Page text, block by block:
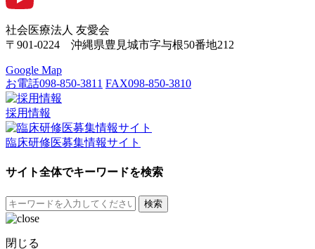
社会医療法人 友愛会
〒901-0224 沖縄県豊見城市字与根50番地212
Google Map
お電話098-850-3811 FAX098-850-3810
採用情報
臨床研修医募集情報サイト
サイト全体でキーワードを検索
検索
閉じる